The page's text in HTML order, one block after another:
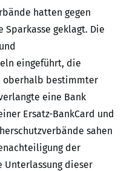
hatten gegen
geklagt. Die
eingeführt, die
oberhalb bestimmter
eine Bank
Ersatz-BankCard und
sahen
der
dieser